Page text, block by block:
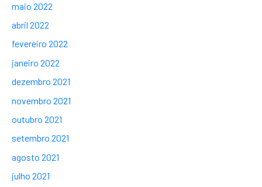
maio 2022
abril 2022
fevereiro 2022
janeiro 2022
dezembro 2021
novembro 2021
outubro 2021
setembro 2021
agosto 2021
julho 2021